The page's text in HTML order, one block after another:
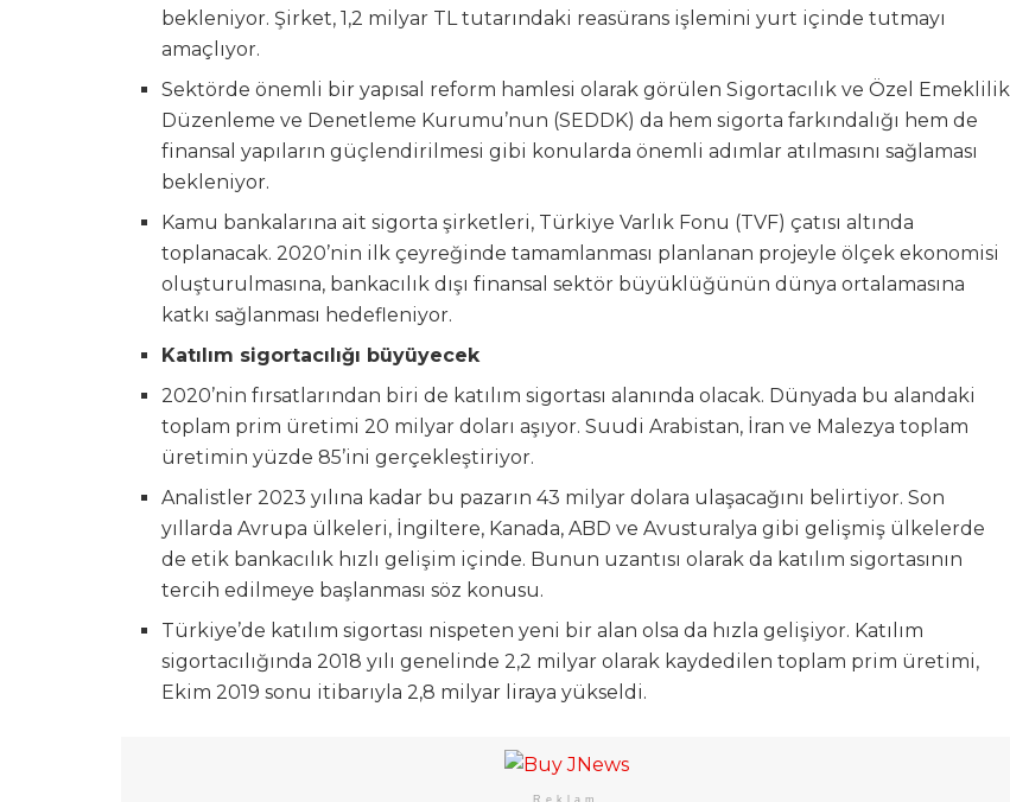
bekleniyor. Şirket, 1,2 milyar TL tutarındaki reasürans işlemini yurt içinde tutmayı
amaçlıyor.
Sektörde önemli bir yapısal reform hamlesi olarak görülen Sigortacılık ve Özel Emeklilik
Düzenleme ve Denetleme Kurumu’nun (SEDDK) da hem sigorta farkındalığı hem de
finansal yapıların güçlendirilmesi gibi konularda önemli adımlar atılmasını sağlaması
bekleniyor.
Kamu bankalarına ait sigorta şirketleri, Türkiye Varlık Fonu (TVF) çatısı altında
toplanacak. 2020’nin ilk çeyreğinde tamamlanması planlanan projeyle ölçek ekonomisi
oluşturulmasına, bankacılık dışı finansal sektör büyüklüğünün dünya ortalamasına
katkı sağlanması hedefleniyor.
Katılım sigortacılığı büyüyecek
2020’nin fırsatlarından biri de katılım sigortası alanında olacak. Dünyada bu alandaki
toplam prim üretimi 20 milyar doları aşıyor. Suudi Arabistan, İran ve Malezya toplam
üretimin yüzde 85’ini gerçekleştiriyor.
Analistler 2023 yılına kadar bu pazarın 43 milyar dolara ulaşacağını belirtiyor. Son
yıllarda Avrupa ülkeleri, İngiltere, Kanada, ABD ve Avusturalya gibi gelişmiş ülkelerde
de etik bankacılık hızlı gelişim içinde. Bunun uzantısı olarak da katılım sigortasının
tercih edilmeye başlanması söz konusu.
Türkiye’de katılım sigortası nispeten yeni bir alan olsa da hızla gelişiyor. Katılım
sigortacılığında 2018 yılı genelinde 2,2 milyar olarak kaydedilen toplam prim üretimi,
Ekim 2019 sonu itibarıyla 2,8 milyar liraya yükseldi.
Reklam